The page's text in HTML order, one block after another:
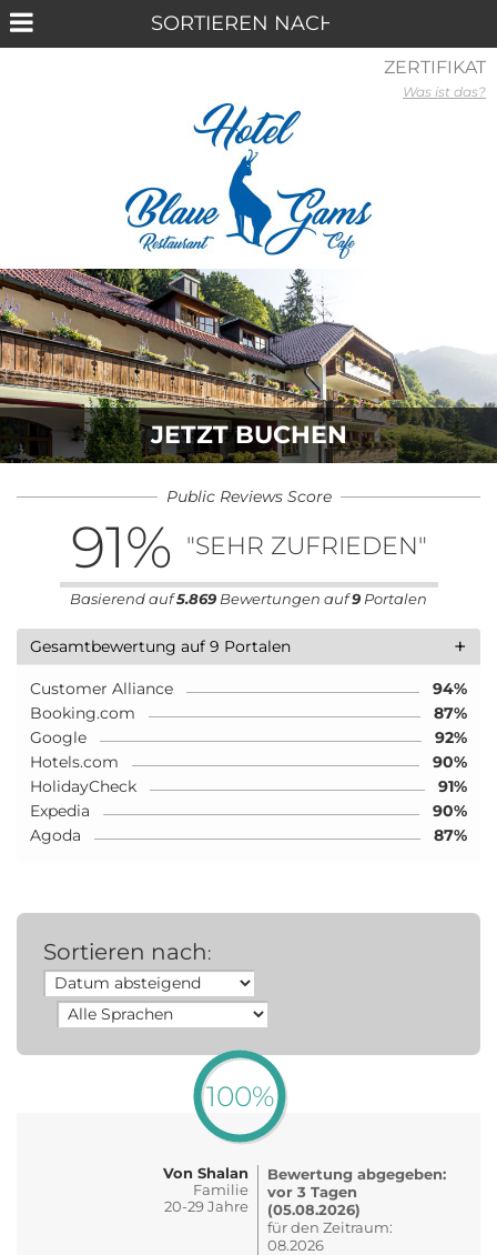
JETZT BUCHEN
Public Reviews Score
91% "SEHR ZUFRIEDEN"
Basierend auf5.869 Bewertungen auf9 Portalen
+
Gesamtbewertung auf 9 Portalen
Customer Alliance
94%
Booking.com
87%
Google
92%
Hotels.com
90%
HolidayCheck
91%
Expedia
90%
Agoda
87%
Sortieren nach:
100%
Von Shalan
Familie
20-29 Jahre
Bewertung abgegeben:
vor 3 Tagen
(05.08.2026)
für den Zeitraum:
08.2026
ZERTIFIKAT
Was ist das?